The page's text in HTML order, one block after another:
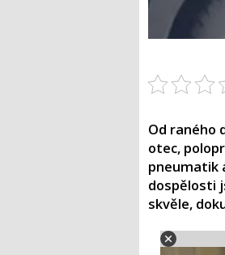
Od raného
otec,
pneumatik
dospělosti
skvěle,